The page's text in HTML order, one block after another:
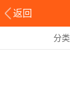
返回
分类